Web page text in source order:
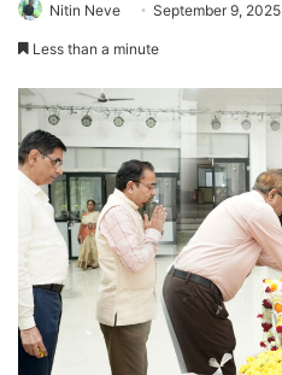
Nitin Neve September 9, 2025
Less than a minute